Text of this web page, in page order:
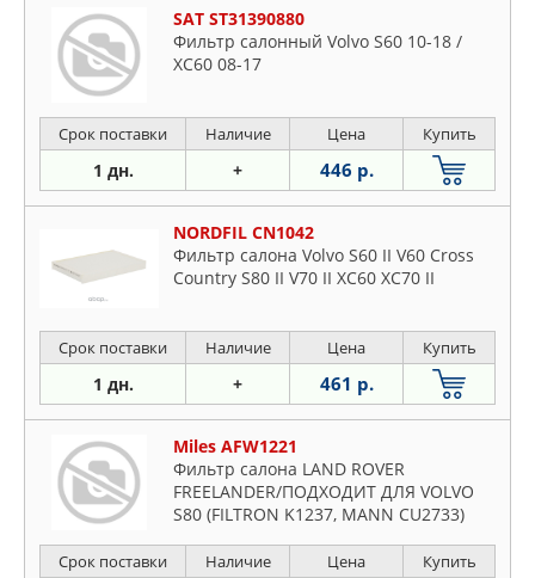
SAT ST31390880
Фильтр салонный Volvo S60 10-18 /
XC60 08-17
Срок поставки Наличие Цена Купить
1 дн. + 446 р.
NORDFIL CN1042
Фильтр салона Volvo S60 II V60 Cross
Country S80 II V70 II XC60 XC70 II
Срок поставки Наличие Цена Купить
1 дн. + 461 р.
Miles AFW1221
Фильтр салона LAND ROVER
FREELANDER/ПОДХОДИТ ДЛЯ VOLVO
S80 (FILTRON K1237, MANN CU2733)
Срок поставки Наличие Цена Купить